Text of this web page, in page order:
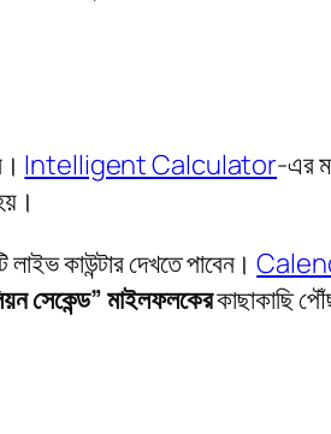
Intelligent Calculator-এর
কাউন্টার দেখতে পাবেন।
সেকেন্ড” মাইলফলকেরকাছাকাছি